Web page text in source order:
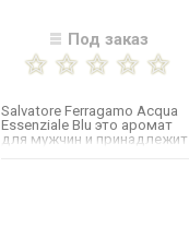
Под заказ
​Salvatore Ferragamo Acqua
Essenziale Blu​ это аромат
для мужчин и принадлежит